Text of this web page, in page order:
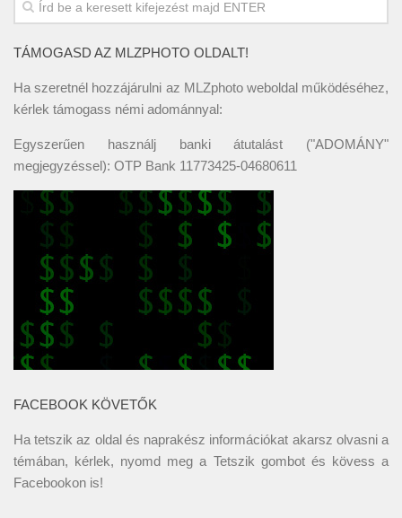
TÁMOGASD AZ MLZPHOTO OLDALT!
Ha szeretnél hozzájárulni az MLZphoto weboldal működéséhez,
kérlek támogass némi adománnyal:
Egyszerűen használj banki átutalást ("ADOMÁNY"
megjegyzéssel): OTP Bank 11773425-04680611
FACEBOOK KÖVETŐK
Ha tetszik az oldal és naprakész információkat akarsz olvasni a
témában, kérlek, nyomd meg a Tetszik gombot és kövess a
Facebookon is!